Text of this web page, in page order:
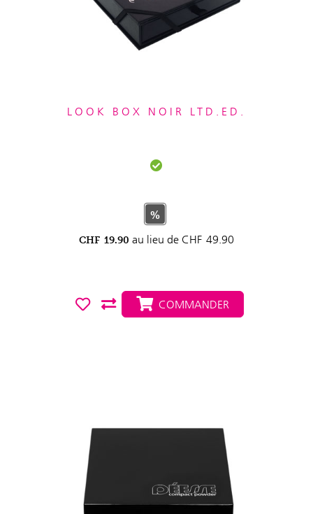
LOOK BOX NOIR LTD.ED.
%
CHF 19.90 au lieu de CHF 49.90
COMMANDER